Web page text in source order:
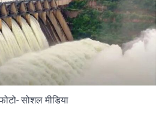
सोशल मीडिया